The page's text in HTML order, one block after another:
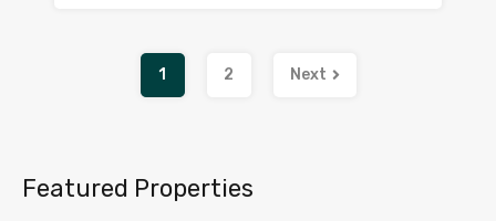
1 2 Next
Featured Properties